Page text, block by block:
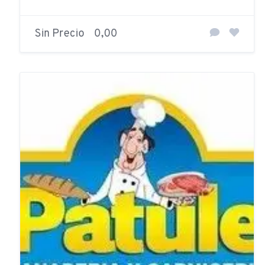
Sin Precio 0,00